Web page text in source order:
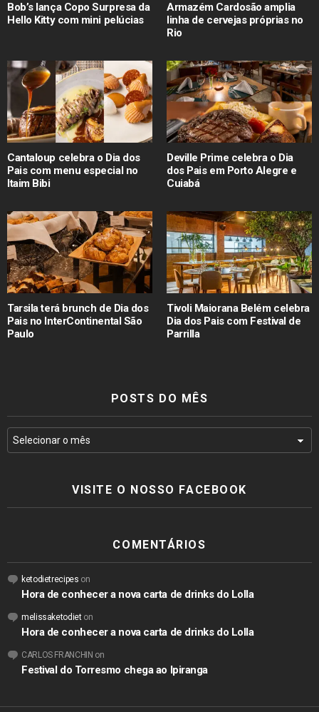
Bob’s lança Copo Surpresa da
Hello Kitty com mini pelúcias
Armazém Cardosão amplia
linha de cervejas próprias no
Rio
Cantaloup celebra o Dia dos
Pais com menu especial no
Itaim Bibi
Deville Prime celebra o Dia
dos Pais em Porto Alegre e
Cuiabá
Tarsila terá brunch de Dia dos
Pais no InterContinental São
Paulo
Tivoli Maiorana Belém celebra
Dia dos Pais com Festival de
Parrilla
POSTS DO MÊS
VISITE O NOSSO FACEBOOK
COMENTÁRIOS
ketodietrecipes on
Hora de conhecer a nova carta de drinks do Lolla
melissaketodieton
Hora de conhecer a nova carta de drinks do Lolla
CARLOS FRANCHIN on
Festival do Torresmo chega ao Ipiranga